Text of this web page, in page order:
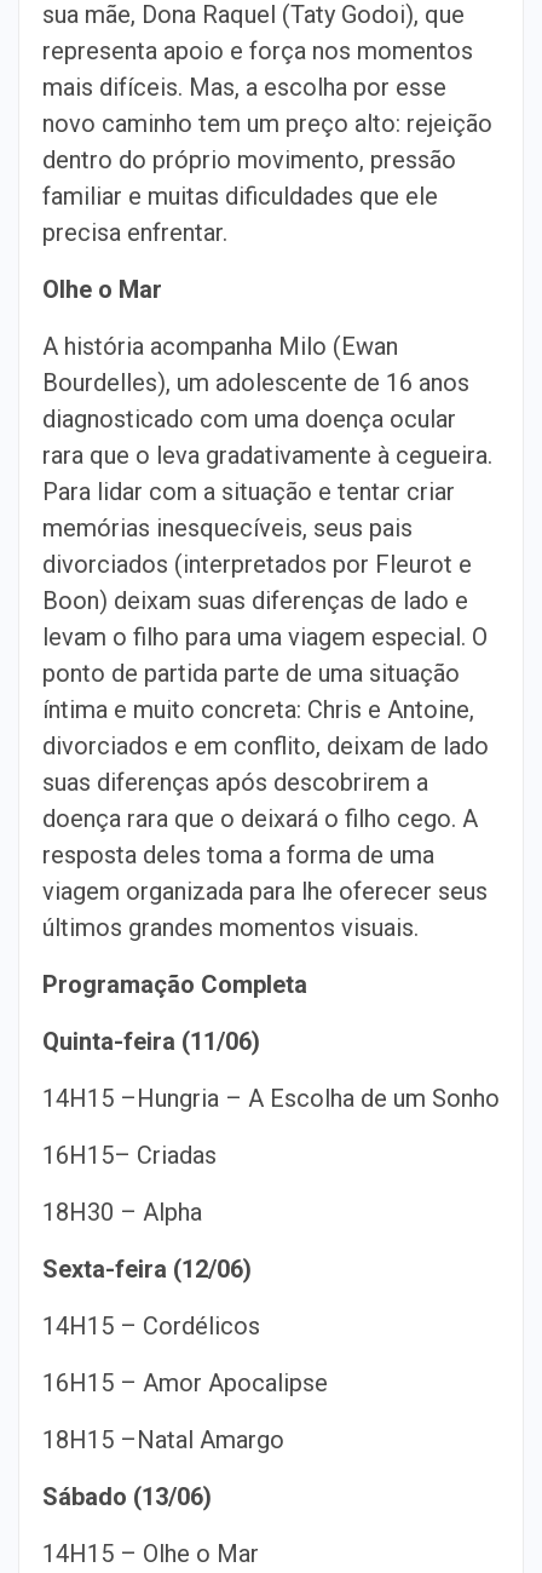
sua mãe, Dona Raquel (Taty Godoi), que
representa apoio e força nos momentos
mais difíceis. Mas, a escolha por esse
novo caminho tem um preço alto: rejeição
dentro do próprio movimento, pressão
familiar e muitas dificuldades que ele
precisa enfrentar.
Olhe o Mar
A história acompanha Milo (Ewan
Bourdelles), um adolescente de 16 anos
diagnosticado com uma doença ocular
rara que o leva gradativamente à cegueira.
Para lidar com a situação e tentar criar
memórias inesquecíveis, seus pais
divorciados (interpretados por Fleurot e
Boon) deixam suas diferenças de lado e
levam o filho para uma viagem especial. O
ponto de partida parte de uma situação
íntima e muito concreta: Chris e Antoine,
divorciados e em conflito, deixam de lado
suas diferenças após descobrirem a
doença rara que o deixará o filho cego. A
resposta deles toma a forma de uma
viagem organizada para lhe oferecer seus
últimos grandes momentos visuais.
Programação Completa
Quinta-feira (11/06)
14H15 –Hungria – A Escolha de um Sonho
16H15– Criadas
18H30 – Alpha
Sexta-feira (12/06)
14H15 – Cordélicos
16H15 – Amor Apocalipse
18H15 –Natal Amargo
Sábado (13/06)
14H15 – Olhe o Mar